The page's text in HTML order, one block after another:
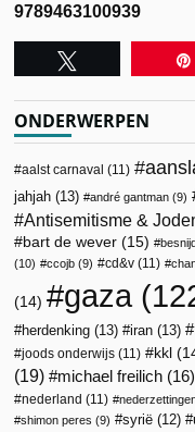
9789463100939
ONDERWERPEN
aalst carnaval (11)
jahjah (13) andré gantman (9)
Antisemitisme &
bart de wever (15)
(10)
ccojb (9) cd&v (11)
(14) gaza
herdenking (13) iran (13)
joods onderwijs (11) kkl
(19)
michael freilich (16)
nederland (11)
shimon peres (9) syrië (12)